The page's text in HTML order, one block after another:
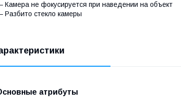
Камера не фокусируется при наведении на объект
Разбито стекло камеры
атрибуты